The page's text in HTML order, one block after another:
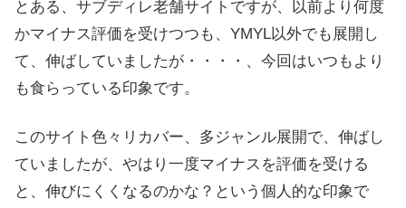
とある、サブディレ老舗サイトですが、以前より何度
かマイナス評価を受けつつも、YMYL以外でも展開し
て、伸ばしていましたが・・・・、今回はいつもより
も食らっている印象です。
このサイト色々リカバー、多ジャンル展開で、伸ばし
ていましたが、やはり一度マイナスを評価を受ける
と、伸びにくくなるのかな？という個人的な印象で